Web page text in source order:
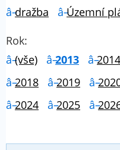
dražba
Územní
Rok:
(vše)
2013 2014
2018
2019
2024
2025